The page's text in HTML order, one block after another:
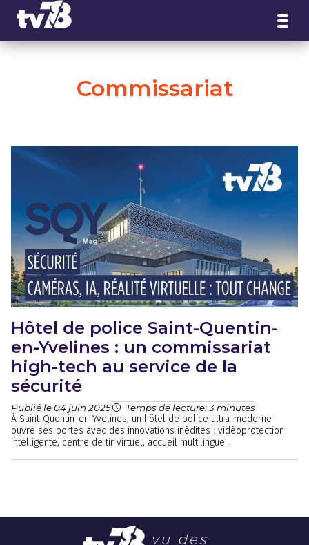
Commissariat
Hôtel de police Saint-Quentin-
en-Yvelines : un commissariat
high-tech au service de la
sécurité
Publié le 04 juin 2025 Temps de lecture: 3 minutes
À Saint-Quentin-en-Yvelines, un hôtel de police ultra-moderne
ouvre ses portes avec des innovations inédites : vidéoprotection
intelligente, centre de tir virtuel, accueil multilingue…
Panneau de gestion des cookies